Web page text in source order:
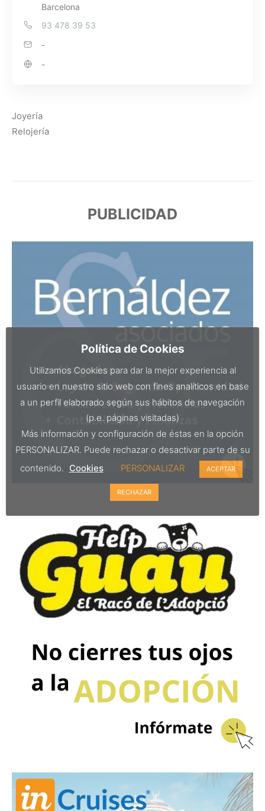
Barcelona
93 478 39 53
-
-
Joyería
Relojería
PUBLICIDAD
Política de Cookies
Utilizamos Cookies para dar la mejor experiencia al
usuario en nuestro sitio web con fines analíticos en base
a un perfil elaborado según sus hábitos de navegación
(p.e. páginas visitadas)
Más información y configuración de éstas en la opción
PERSONALIZAR. Puede rechazar o desactivar parte de su
contenido. Cookies PERSONALIZAR ACEPTAR
RECHAZAR